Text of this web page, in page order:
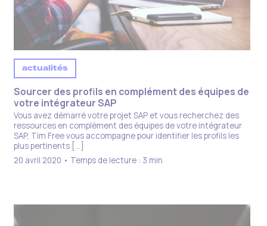
actualités
Sourcer des profils en complément des équipes de
votre intégrateur SAP
Vous avez démarré votre projet SAP et vous recherchez des
ressources en complément des équipes de votre intégrateur
SAP, Tim Free vous accompagne pour identifier les profils les
plus pertinents […]
20 avril 2020 • Temps de lecture : 3 min